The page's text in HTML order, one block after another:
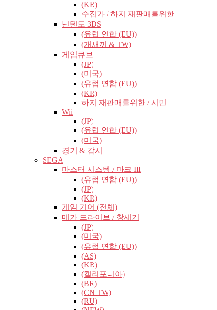
(KR)
수집가 / 하지 재판매를위한
닌텐도 3DS
(유럽​​ 연합 (EU))
(개새끼 & TW)
게임큐브
(JP)
(미국)
(유럽​​ 연합 (EU))
(KR)
하지 재판매를위한 / 시민
Wii
(JP)
(유럽​​ 연합 (EU))
(미국)
경기 & 감시
SEGA
마스터 시스템 / 마크 III
(유럽​​ 연합 (EU))
(JP)
(KR)
게임 기어 (전체)
메가 드라이브 / 창세기
(JP)
(미국)
(유럽​​ 연합 (EU))
(AS)
(KR)
(캘리포니아)
(BR)
(CN TW)
(RU)